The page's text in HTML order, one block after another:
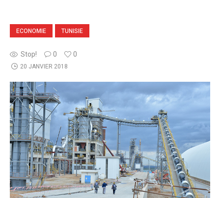
ECONOMIE TUNISIE
Stop! 0 0
20 JANVIER 2018